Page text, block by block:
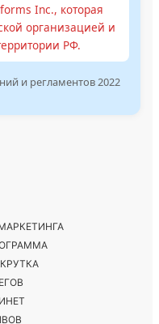
Inc., которая
организацией и
РФ.
и регламентов 2022